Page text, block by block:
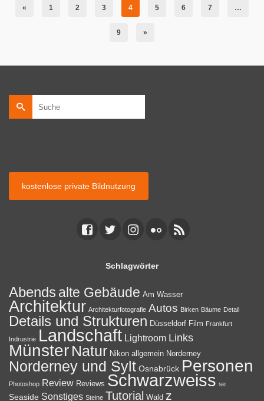
« 1 2 3 4 5 6 7 …
9 »
Suche
nach:
kostenlose private Bildnutzung
Schlagwörter
Abends alte Gebäude Am Wasser
Architektur Architekturfotografie Autos Birken Bäume Detail
Details und Strukturen Düsseldorf Film Frankfurt
Indrustrie Landschaft Lightroom Links
Münster Natur Nikon allgemein Norderney
Norderney und Sylt Osnabrück Personen
Photoshop Review Reviews Schwarzweiss se
Seaside Sonstiges Steine Tutorial Wald z